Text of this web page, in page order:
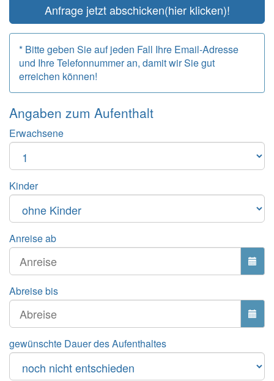
Anfrage jetzt abschicken(hier klicken)!
* Bitte geben Sie auf jeden Fall Ihre Email-Adresse
und Ihre Telefonnummer an, damit wir Sie gut
erreichen können!
Angaben zum Aufenthalt
Erwachsene
Kinder
Anreise ab
Abreise bis
gewünschte Dauer des Aufenthaltes